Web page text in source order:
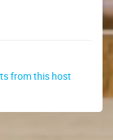
from this host